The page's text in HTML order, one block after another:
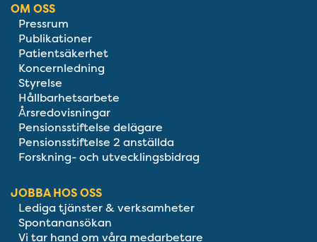
OM OSS
Pressrum
Publikationer
Patientsäkerhet
Koncernledning
Styrelse
Hållbarhetsarbete
Årsredovisningar
Pensionsstiftelse delägare
Pensionsstiftelse 2 anställda
Forskning- och utvecklingsbidrag
JOBBA HOS OSS
Lediga tjänster & verksamheter
Spontanansökan
Vi tar hand om våra medarbetare